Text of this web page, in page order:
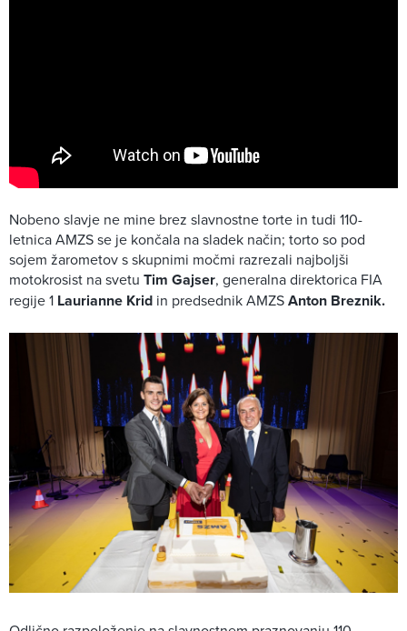
Nobeno slavje ne mine brez slavnostne torte in tudi 110-
letnica AMZS se je končala na sladek način; torto so pod
sojem žarometov s skupnimi močmi razrezali najboljši
motokrosist na svetu Tim Gajser, generalna direktorica FIA
regije 1 Laurianne Krid in predsednik AMZSAnton Breznik.